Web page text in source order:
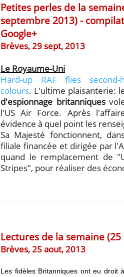
Petites perles de la
septembre 2013) -
Google+
Brèves, 29 sept, 2013
Le Royaume-Uni
Hard-up RAF flies
colours. L'ultime plaisanterie:
d'espionnage britanniques
l'US Air Force. Après
évidence à quel point les
Sa Majesté fonctionnent,
filiale financée et dirigée par
quand le remplacement de
Stripes", pour réaliser des
Lectures de la semaine
Brèves, 25 aout, 2013
Les fidèles Britanniques ont eu droit